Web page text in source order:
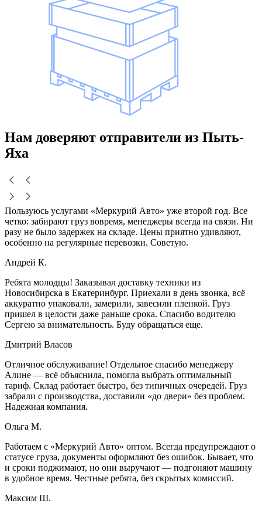
Нам доверяют отправители из Пыть-
Яха
Пользуюсь услугами «Меркурий Авто» уже второй год. Все
четко: забирают груз вовремя, менеджеры всегда на связи. Ни
разу не было задержек на складе. Цены приятно удивляют,
особенно на регулярные перевозки. Советую.
Андрей К.
Ребята молодцы! Заказывал доставку техники из
Новосибирска в Екатеринбург. Приехали в день звонка, всё
аккуратно упаковали, замерили, завесили пленкой. Груз
пришел в целости даже раньше срока. Спасибо водителю
Сергею за внимательность. Буду обращаться еще.
Дмитрий Власов
Отличное обслуживание! Отдельное спасибо менеджеру
Алине — всё объяснила, помогла выбрать оптимальный
тариф. Склад работает быстро, без типичных очередей. Груз
забрали с производства, доставили «до двери» без проблем.
Надежная компания.
Ольга М.
Работаем с «Меркурий Авто» оптом. Всегда предупреждают о
статусе груза, документы оформляют без ошибок. Бывает, что
и сроки поджимают, но они выручают — подгоняют машину
в удобное время. Честные ребята, без скрытых комиссий.
Максим Ш.